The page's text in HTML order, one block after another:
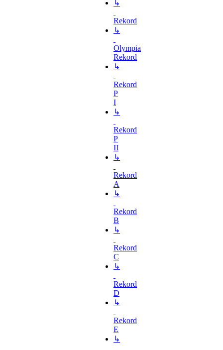
↳
Rekord
↳
Olympia
Rekord
↳
Rekord
P
I
↳
Rekord
P
II
↳
Rekord
A
↳
Rekord
B
↳
Rekord
C
↳
Rekord
D
↳
Rekord
E
↳